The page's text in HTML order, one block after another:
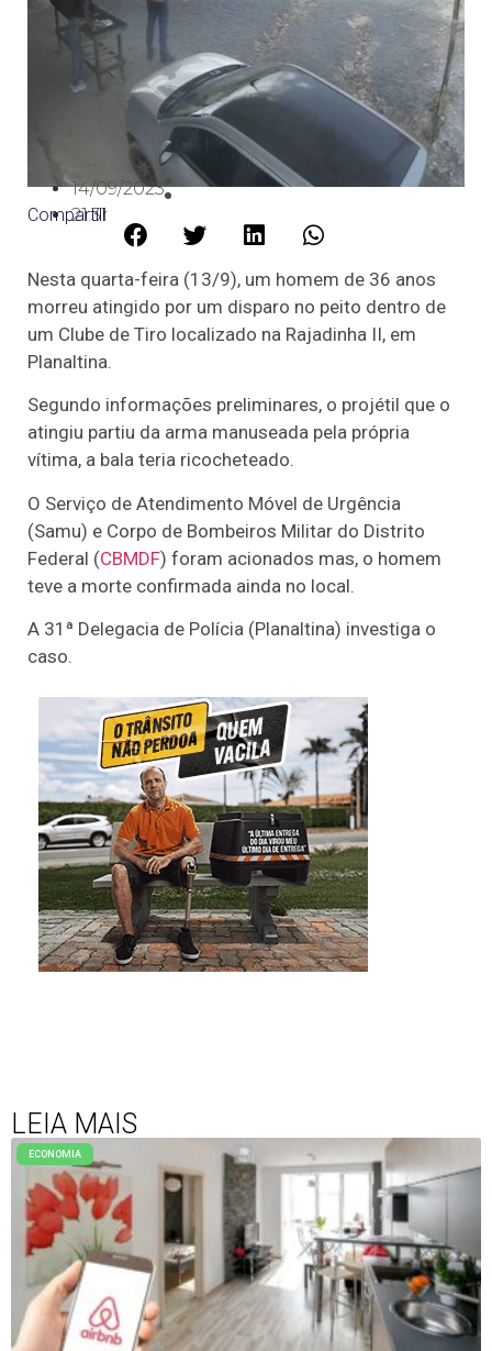
14/09/2023
21:31
Compartilhe:
Nesta quarta-feira (13/9), um homem de 36 anos
morreu atingido por um disparo no peito dentro de
um Clube de Tiro localizado na Rajadinha II, em
Planaltina.
Segundo informações preliminares, o projétil que o
atingiu partiu da arma manuseada pela própria
vítima, a bala teria ricocheteado.
O Serviço de Atendimento Móvel de Urgência
(Samu) e Corpo de Bombeiros Militar do Distrito
Federal (CBMDF) foram acionados mas, o homem
teve a morte confirmada ainda no local.
A 31ª Delegacia de Polícia (Planaltina) investiga o
caso.
LEIA MAIS
ECONOMIA